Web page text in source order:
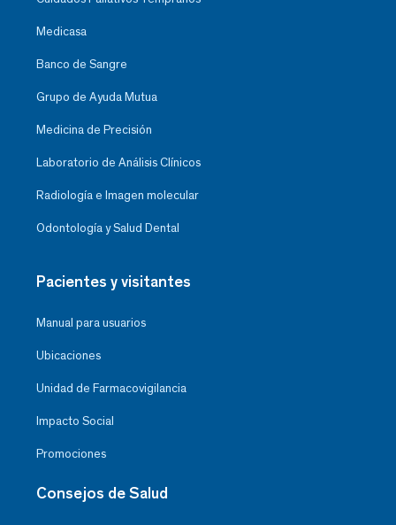
Medicasa
Banco de Sangre
Grupo de Ayuda Mutua
Medicina de Precisión
Laboratorio de Análisis Clínicos
Radiología e Imagen molecular
Odontología y Salud Dental
Pacientes y visitantes
Manual para usuarios
Ubicaciones
Unidad de Farmacovigilancia
Impacto Social
Promociones
Consejos de Salud